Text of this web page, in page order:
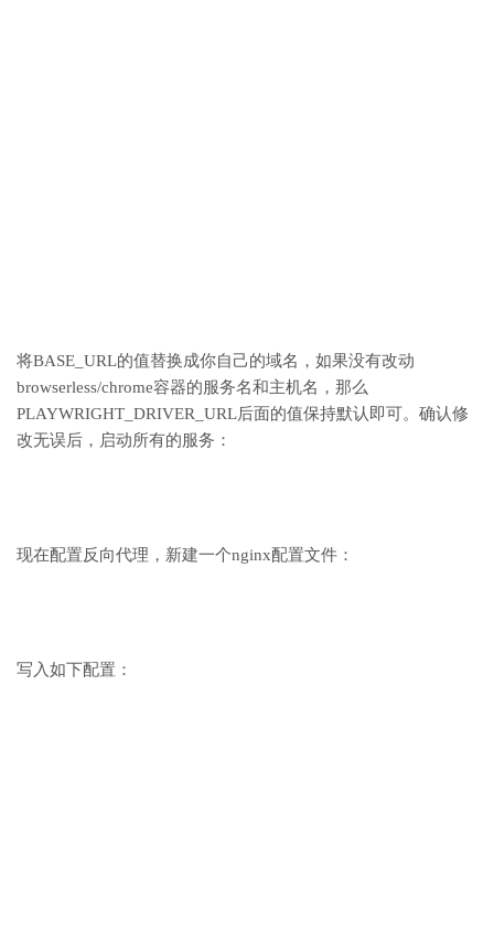
将BASE_URL的值替换成你自己的域名，如果没有改动
browserless/chrome容器的服务名和主机名，那么
PLAYWRIGHT_DRIVER_URL后面的值保持默认即可。确认修
改无误后，启动所有的服务：
现在配置反向代理，新建一个nginx配置文件：
写入如下配置：